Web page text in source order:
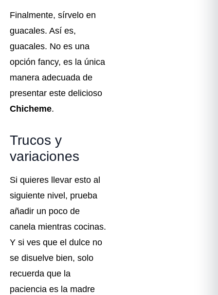
Finalmente, sírvelo en
guacales. Así es,
guacales. No es una
opción fancy, es la única
manera adecuada de
presentar este delicioso
Chicheme.
Trucos y
variaciones
Si quieres llevar esto al
siguiente nivel, prueba
añadir un poco de
canela mientras cocinas.
Y si ves que el dulce no
se disuelve bien, solo
recuerda que la
paciencia es la madre